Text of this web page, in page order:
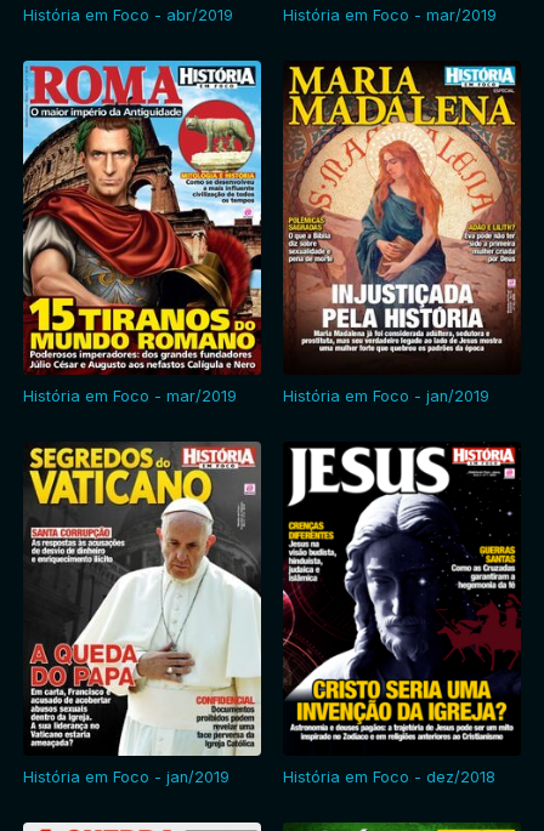
História em Foco - abr/2019 História em Foco - mar/2019
História em Foco - mar/2019 História em Foco - jan/2019
História em Foco - jan/2019 História em Foco - dez/2018